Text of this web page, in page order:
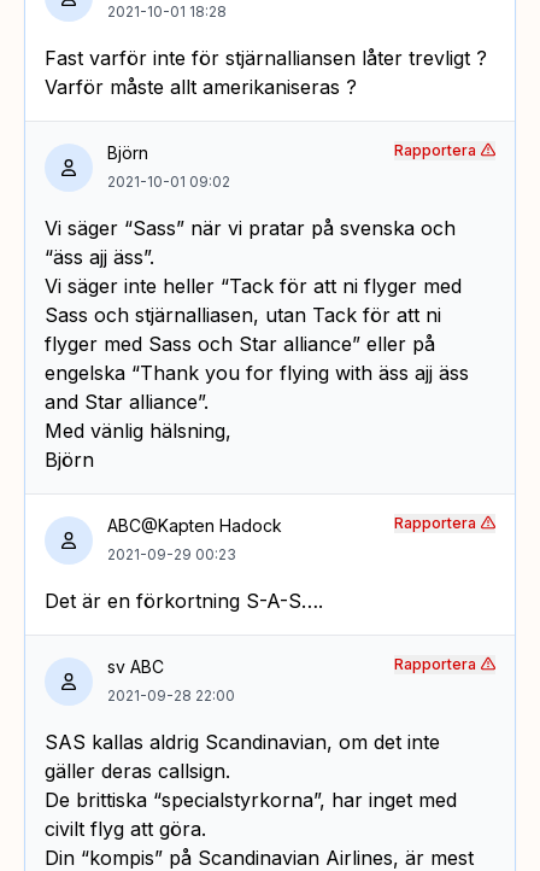
2021-10-01 18:28
Fast varför inte för stjärnalliansen låter trevligt ?
Varför måste allt amerikaniseras ?
Björn
2021-10-01 09:02
Vi säger “Sass” när vi pratar på svenska och
“äss ajj äss”.
Vi säger inte heller “Tack för att ni flyger med
Sass och stjärnalliasen, utan Tack för att ni
flyger med Sass och Star alliance” eller på
engelska “Thank you for flying with äss ajj äss
and Star alliance”.
Med vänlig hälsning,
Björn
Rapportera
ABC@Kapten Hadock
2021-09-29 00:23
Det är en förkortning S-A-S….
Rapportera
sv ABC
2021-09-28 22:00
SAS kallas aldrig Scandinavian, om det inte
gäller deras callsign.
De brittiska “specialstyrkorna”, har inget med
civilt flyg att göra.
Din “kompis” på Scandinavian Airlines, är mest
Rapportera